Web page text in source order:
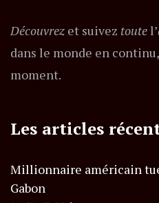
Découvrez et suivez toutel’
dans le monde en
moment.
Les articles
Millionnaire américain
Gabon